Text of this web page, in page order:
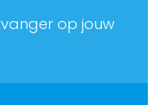
op jouw